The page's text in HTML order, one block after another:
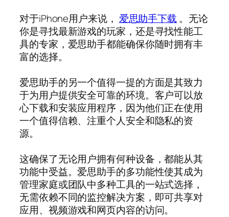
对于iPhone用户来说， 爱思助手下载 。无论
你是寻找最新游戏的玩家，还是寻找性能工
具的专家，爱思助手都能确保你随时拥有丰
富的选择。
爱思助手的另一个值得一提的方面是其致力
于为用户提供安全可靠的环境。客户可以放
心下载和安装应用程序，因为他们正在使用
一个值得信赖、注重个人安全和隐私的资
源。
这确保了无论用户拥有何种设备，都能从其
功能中受益。爱思助手的多功能性使其成为
管理家庭或团队中多种工具的一站式选择，
无需依赖不同的监控解决方案，即可共享对
应用、视频游戏和网页内容的访问。